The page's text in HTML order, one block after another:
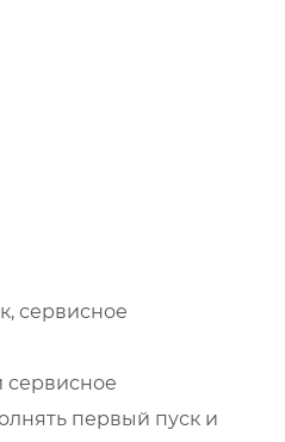
сервисное
сервисное
первый пуск и